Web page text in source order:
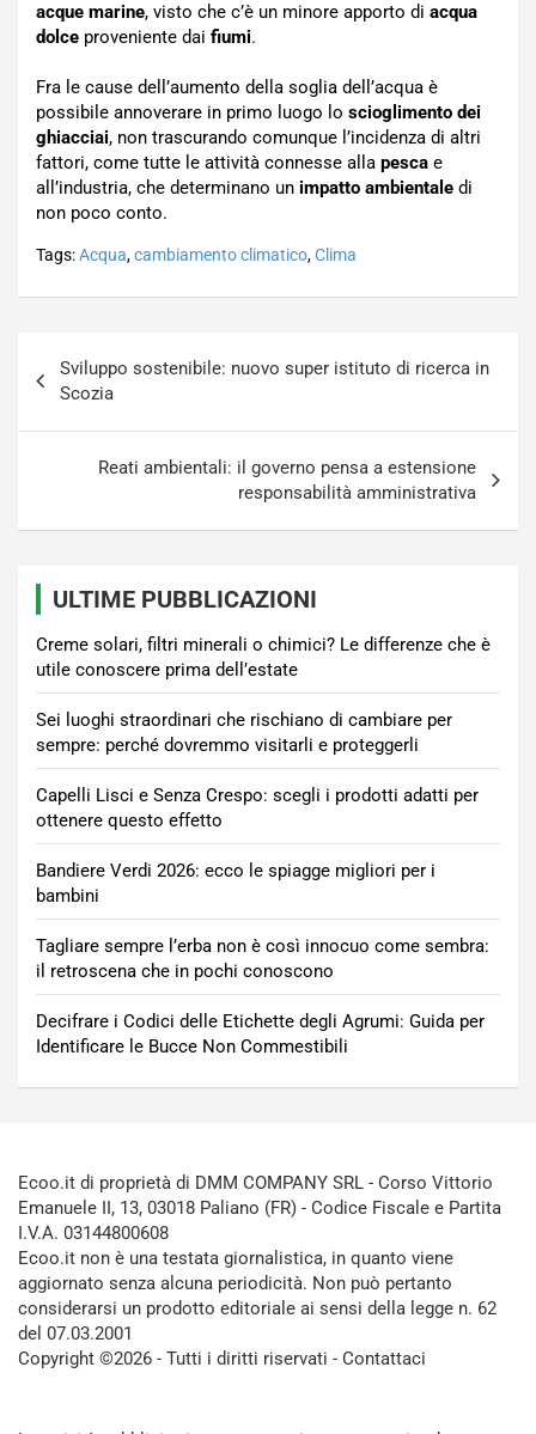
acque marine, visto che c’è un minore apporto di acqua
dolce proveniente dai fiumi.
Fra le cause dell’aumento della soglia dell’acqua è
possibile annoverare in primo luogo lo scioglimento dei
ghiacciai, non trascurando comunque l’incidenza di altri
fattori, come tutte le attività connesse alla pesca e
all’industria, che determinano un impatto ambientale di
non poco conto.
Tags:Acqua,cambiamento climatico,Clima
articoli
Sviluppo sostenibile: nuovo super istituto di ricerca in
Scozia
Reati ambientali: il governo pensa a estensione
responsabilità amministrativa
ULTIME PUBBLICAZIONI
Creme solari, filtri minerali o chimici? Le differenze che è
utile conoscere prima dell’estate
Sei luoghi straordinari che rischiano di cambiare per
sempre: perché dovremmo visitarli e proteggerli
Capelli Lisci e Senza Crespo: scegli i prodotti adatti per
ottenere questo effetto
Bandiere Verdi 2026: ecco le spiagge migliori per i
bambini
Tagliare sempre l’erba non è così innocuo come sembra:
il retroscena che in pochi conoscono
Decifrare i Codici delle Etichette degli Agrumi: Guida per
Identificare le Bucce Non Commestibili
Ecoo.it di proprietà di DMM COMPANY SRL - Corso Vittorio
Emanuele II, 13, 03018 Paliano (FR) - Codice Fiscale e Partita
I.V.A. 03144800608
Ecoo.it non è una testata giornalistica, in quanto viene
aggiornato senza alcuna periodicità. Non può pertanto
considerarsi un prodotto editoriale ai sensi della legge n. 62
del 07.03.2001
Copyright ©2026 - Tutti i diritti riservati - Contattaci